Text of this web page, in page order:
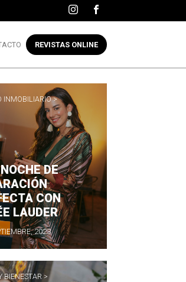
REVISTAS ONLINE
INMOBILIARIO >
DE
CON
LAUDER
2023
BIENESTAR >